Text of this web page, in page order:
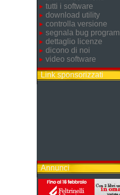
tutti i software
download utility
controlla versione
segnala bug
dettaglio licenze
dicono di noi
video software
Link sponsorizzati
Annunci